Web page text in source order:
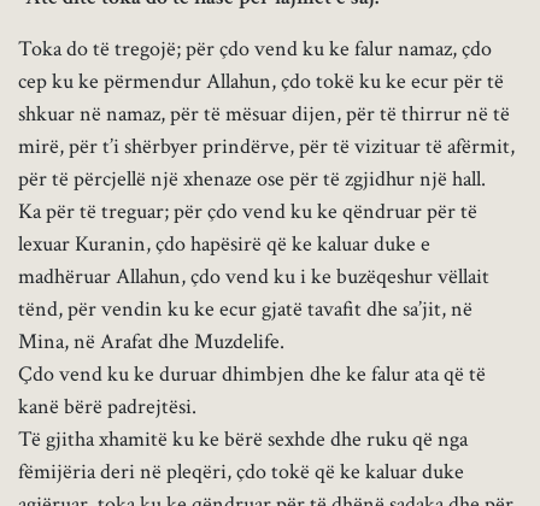
Toka do të tregojë; për çdo vend ku ke falur namaz, çdo
cep ku ke përmendur Allahun, çdo tokë ku ke ecur për të
shkuar në namaz, për të mësuar dijen, për të thirrur në të
mirë, për t’i shërbyer prindërve, për të vizituar të afërmit,
për të përcjellë një xhenaze ose për të zgjidhur një hall.
Ka për të treguar; për çdo vend ku ke qëndruar për të
lexuar Kuranin, çdo hapësirë që ke kaluar duke e
madhëruar Allahun, çdo vend ku i ke buzëqeshur vëllait
tënd, për vendin ku ke ecur gjatë tavafit dhe sa’jit, në
Mina, në Arafat dhe Muzdelife.
Çdo vend ku ke duruar dhimbjen dhe ke falur ata që të
kanë bërë padrejtësi.
Të gjitha xhamitë ku ke bërë sexhde dhe ruku që nga
fëmijëria deri në pleqëri, çdo tokë që ke kaluar duke